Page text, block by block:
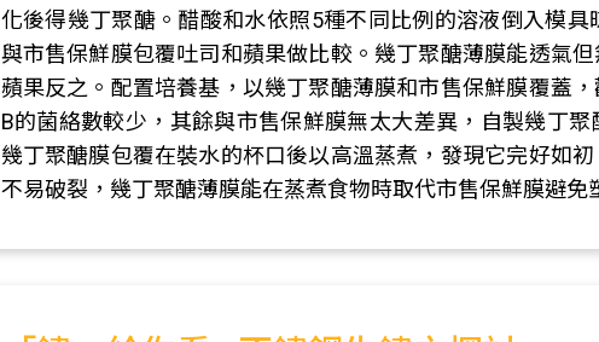
化後得幾丁聚醣。醋酸和水依照5種不同比例的溶液倒入模具
與市售保鮮膜包覆吐司和蘋果做比較。幾丁聚醣薄膜能透氣
蘋果反之。配置培養基，以幾丁聚醣薄膜和市售保鮮膜覆蓋
B的菌絡數較少，其餘與市售保鮮膜無太大差異，自製幾丁
幾丁聚醣膜包覆在裝水的杯口後以高溫蒸煮，發現它完好如
不易破裂，幾丁聚醣薄膜能在蒸煮食物時取代市售保鮮膜避免